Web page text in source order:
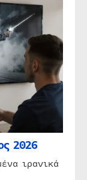
2026
ιρανικά